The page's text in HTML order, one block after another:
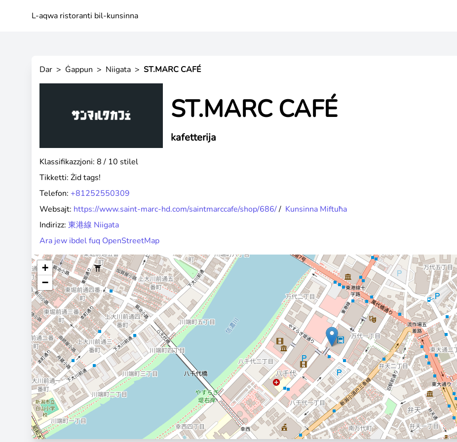
L-aqwa ristoranti bil-kunsinna
Dar > Ġappun > Niigata > ST.MARC CAFÉ
ST.MARC CAFÉ
kafetterija
Klassifikazzjoni: 8 / 10 stilel
Tikketti: Żid tags!
Telefon: +81252550309
Websajt: https://www.saint-marc-hd.com/saintmarccafe/shop/686// Kunsinna Miftuħa
Indirizz: 東港線 Niigata
Ara jew ibdel fuq OpenStreetMap
+
−